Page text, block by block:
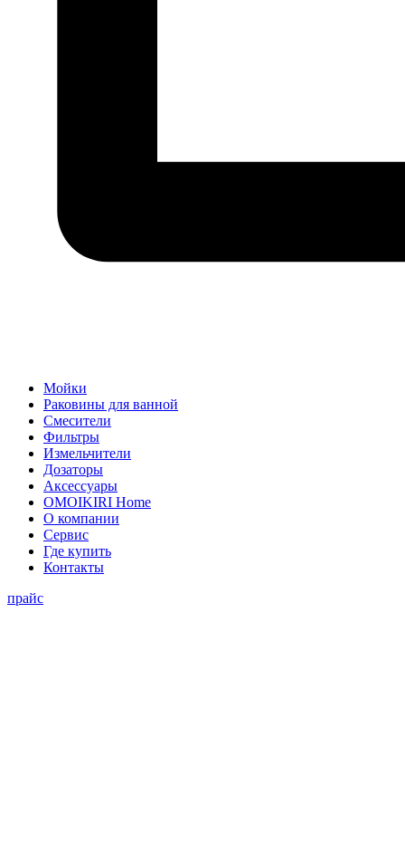
Мойки
Раковины для ванной
Смесители
Фильтры
Измельчители
Дозаторы
Аксессуары
OMOIKIRI Home
О компании
Сервис
Где купить
Контакты
прайс